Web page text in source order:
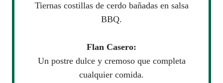
Tiernas costillas de cerdo bañadas en salsa
BBQ.
Flan Casero:
Un postre dulce y cremoso que completa
cualquier comida.